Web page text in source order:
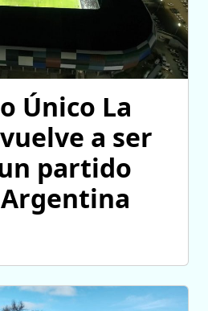
Único La
a ser
partido